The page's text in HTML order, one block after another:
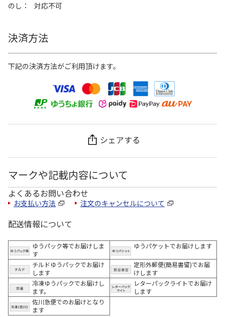
のし
対応不可
決済方法
下記の決済方法がご利用頂けます。
シェアする
マークや記載内容について
よくあるお問い合わせ
お支払い方法 注文のキャンセルについて
配送情報について
ゆうパック等でお届けしま
す
ゆうパケットでお届けします
チルドゆうパックでお届け
します
定形外郵便(簡易書留)でお届
けします
冷凍ゆうパックでお届けし
ます。
レターパックライトでお届け
します
佐川急便でのお届けとなり
ます